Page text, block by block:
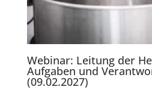
Webinar: Leitung der
Aufgaben und
(09.02.2027)